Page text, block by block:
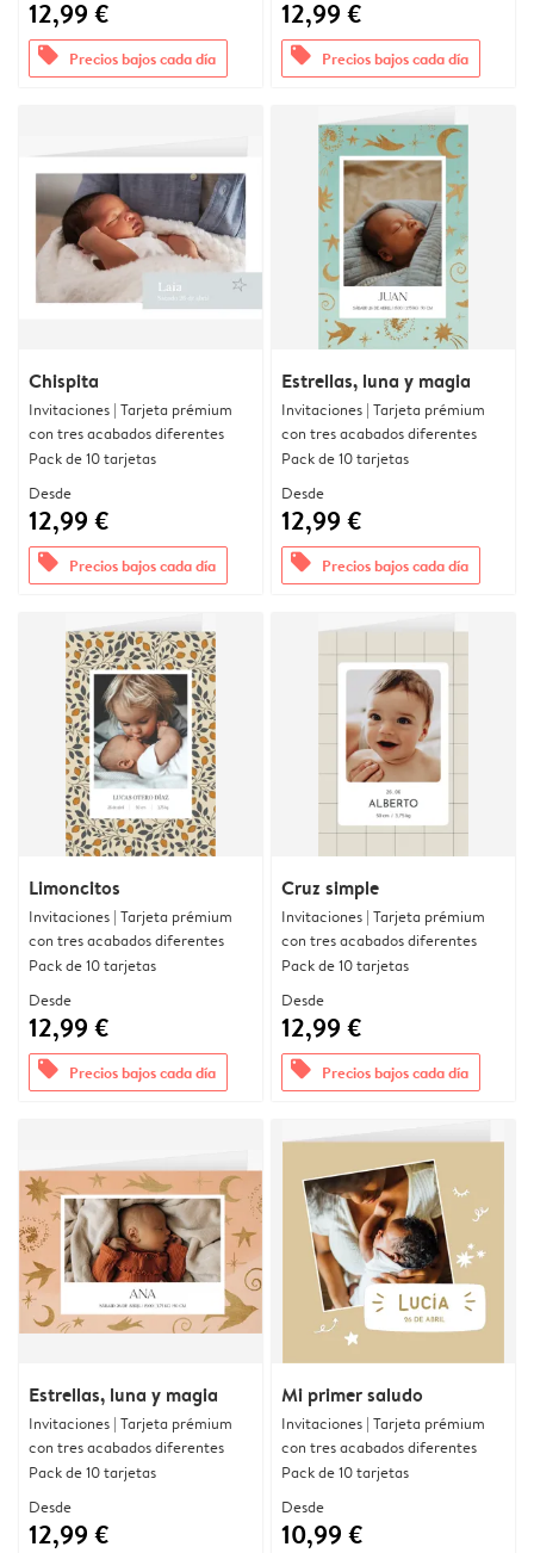
12,99 €
offers Precios bajos cada día
12,99 €
offers Precios bajos cada día
Chispita
Invitaciones | Tarjeta prémium
con tres acabados diferentes
Pack de 10 tarjetas
Desde
12,99 €
offers Precios bajos cada día
Estrellas, luna y magia
Invitaciones | Tarjeta prémium
con tres acabados diferentes
Pack de 10 tarjetas
Desde
12,99 €
offers Precios bajos cada día
Limoncitos
Invitaciones | Tarjeta prémium
con tres acabados diferentes
Pack de 10 tarjetas
Desde
12,99 €
offers Precios bajos cada día
Cruz simple
Invitaciones | Tarjeta prémium
con tres acabados diferentes
Pack de 10 tarjetas
Desde
12,99 €
offers Precios bajos cada día
Estrellas, luna y magia
Invitaciones | Tarjeta prémium
con tres acabados diferentes
Pack de 10 tarjetas
Desde
12,99 €
Mi primer saludo
Invitaciones | Tarjeta prémium
con tres acabados diferentes
Pack de 10 tarjetas
Desde
10,99 €